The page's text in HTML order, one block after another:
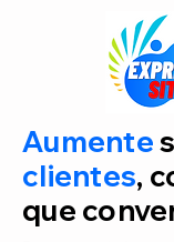
Aumente
clientes,
que